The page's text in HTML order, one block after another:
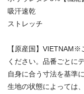
吸汗速乾
ストレッチ
【原産国】
ください。品番ごとに
自身に合う寸法を基準
生地の状態によっては